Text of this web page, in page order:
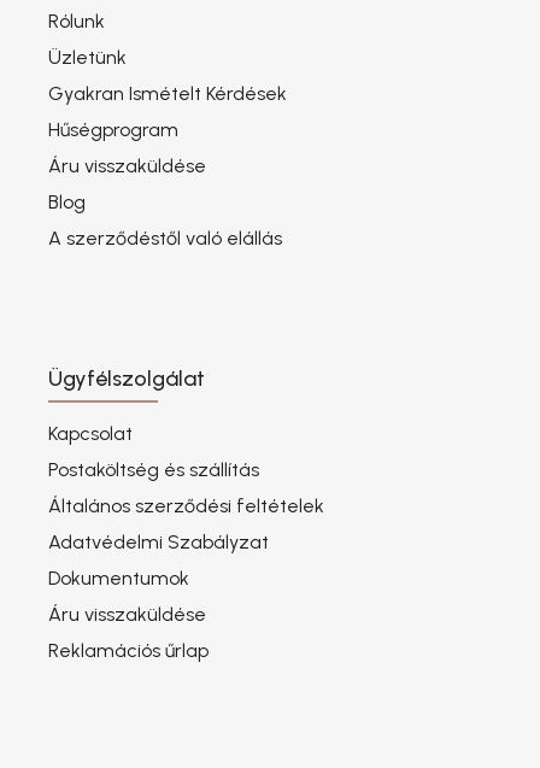
Rólunk
Üzletünk
Gyakran Ismételt Kérdések
Hűségprogram
Áru visszaküldése
Blog
A szerződéstől való elállás
Ügyfélszolgálat
Kapcsolat
Postaköltség és szállítás
Általános szerződési feltételek
Adatvédelmi Szabályzat
Dokumentumok
Áru visszaküldése
Reklamációs űrlap